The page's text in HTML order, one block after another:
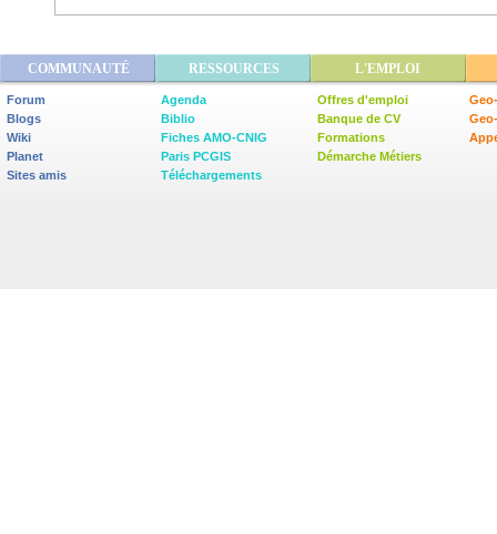
COMMUNAUTÉ RESSOURCES L'EMPLOI
Forum
Blogs
Wiki
Planet
Sites amis
Agenda
Biblio
Fiches AMO-CNIG
Paris PCGIS
Téléchargements
Offres d'emploi
Banque de CV
Formations
Démarche Métiers